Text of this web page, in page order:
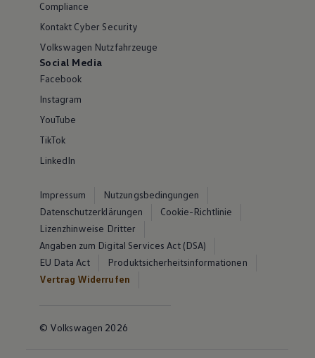
Compliance
Kontakt Cyber Security
Volkswagen Nutzfahrzeuge
Social Media
Facebook
Instagram
YouTube
TikTok
LinkedIn
Impressum
Nutzungsbedingungen
Datenschutzerklärungen
Cookie-Richtlinie
Lizenzhinweise Dritter
Angaben zum Digital Services Act (DSA)
EU Data Act
Produktsicherheitsinformationen
Vertrag Widerrufen
© Volkswagen 2026